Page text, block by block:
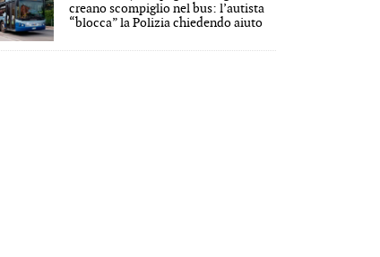
creano scompiglio nel bus: l’autista
“blocca” la Polizia chiedendo aiuto